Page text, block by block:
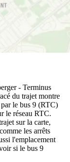
- Terminus
du trajet montre
par le bus 9 (RTC)
le réseau RTC.
sur la carte,
les arrêts
l'emplacement
si le bus 9